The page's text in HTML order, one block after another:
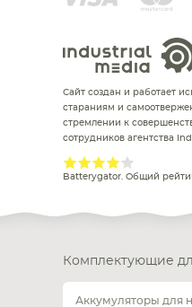
Сайт создан и работает
стараниям и
стремлении к
сотрудников агентства
Batterygator. Общий
Комплектующие
Аккумуляторы для